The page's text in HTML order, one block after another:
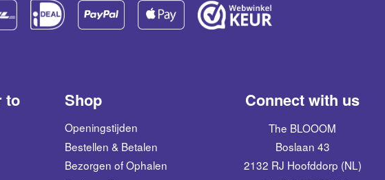
to Shop
Openingstijden
Bestellen & Betalen
Bezorgen of Ophalen
Connect with us
The BLOOOM
Boslaan 43
2132 RJ Hoofddorp (NL)